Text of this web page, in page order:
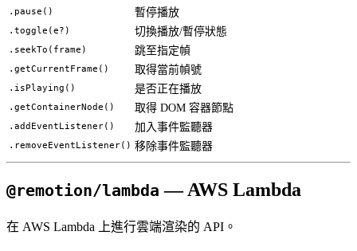
.pause() 暫停播放
.toggle(e?) 切換播放/暫停狀態
.seekTo(frame) 跳至指定幀
.getCurrentFrame() 取得當前幀號
.isPlaying() 是否正在播放
.getContainerNode() 取得 DOM 容器節點
.addEventListener() 加入事件監聽器
.removeEventListener() 移除事件監聽器
@remotion/lambda — AWS Lambda
在 AWS Lambda 上進行雲端渲染的 API。